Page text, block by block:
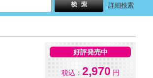
詳細検索
好評発売中
税込： 2,970 円